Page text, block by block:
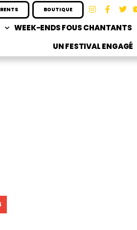
BOUTIQUE
WEEK-ENDS FOUS CHANTANTS
UN FESTIVAL ENGAGÉ